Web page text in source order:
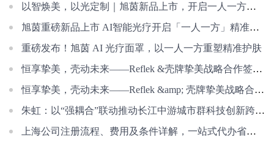
以智焕美，以光定制｜旭茵新品上市，开启一人一方智能护肤新纪元
旭茵重磅新品上市 AI智能光疗开启「一人一方」精准护肤新时代
重磅发布！旭茵 AI 光疗面罩，以一人一方重塑精准护肤
恒享挚美，壳动未来——Reflek &壳牌挚美战略合作签字仪式圆满举行
恒享挚美，壳动未来——Reflek &amp; 壳牌挚美战略合作签字仪式圆满举行
朱虹：以“强耦合”联动推动长江中游城市群科技创新跨越发展——“十五五”
上海公司注册流程、费用及条件详解，一站式代办省心开店